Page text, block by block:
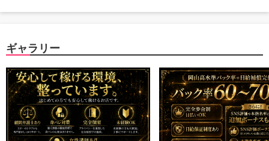
ギャラリー